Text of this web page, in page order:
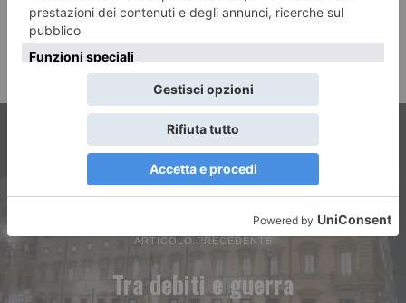
ARTICOLO PRECEDENTE
Tra debiti e guerra